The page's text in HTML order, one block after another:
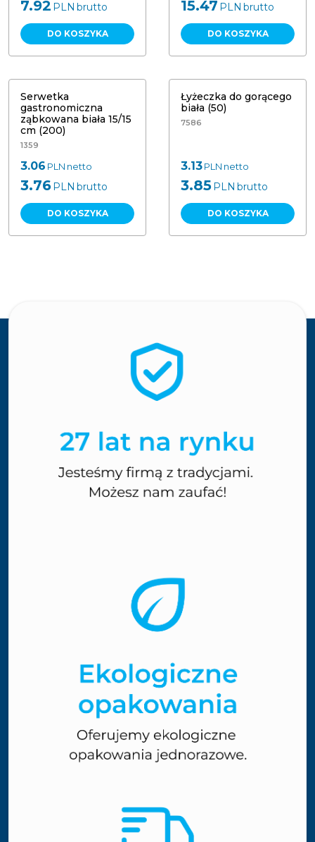
7.92 PLN brutto
DO KOSZYKA
15.47 PLN brutto
DO KOSZYKA
Serwetka
gastronomiczna
ząbkowana biała 15/15
cm (200)
1359
3.06 PLN netto
3.76PLN brutto
DO KOSZYKA
Łyżeczka do gorącego
biała (50)
7586
3.13PLN netto
3.85PLN brutto
DO KOSZYKA